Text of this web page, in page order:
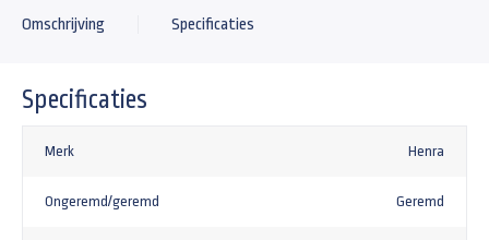
Omschrijving Specificaties
Specificaties
Merk Henra
Ongeremd/geremd Geremd